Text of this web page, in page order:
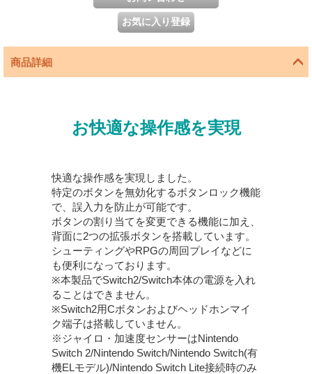
商品詳細
お快適な操作感を実現
快適な操作感を実現しました。
特定のボタンを無効化するボタンロック機能
で、誤入力を防止が可能です。
ボタンの割り当てを変更できる機能に加え、
背面に2つの拡張ボタンを搭載しています。
シューティングやRPGの周回プレイなどに
も便利になっております。
※本製品でSwitch2/Switch本体の電源を入れ
ることはできません。
※Switch2用Cボタンおよびヘッドホンマイ
ク端子は搭載していません。
※ジャイロ・加速度センサーはNintendo
Switch 2/Nintendo Switch/Nintendo Switch(有
機ELモデル)/Nintendo Switch Lite接続時のみ